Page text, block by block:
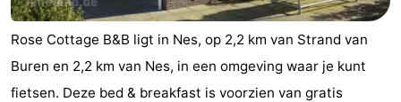
Evenementen
Forum
Rose Cottage B&B ligt in Nes, op 2,2 km van Strand van
Buren en 2,2 km van Nes, in een omgeving waar je kunt
fietsen. Deze bed & breakfast is voorzien van gratis